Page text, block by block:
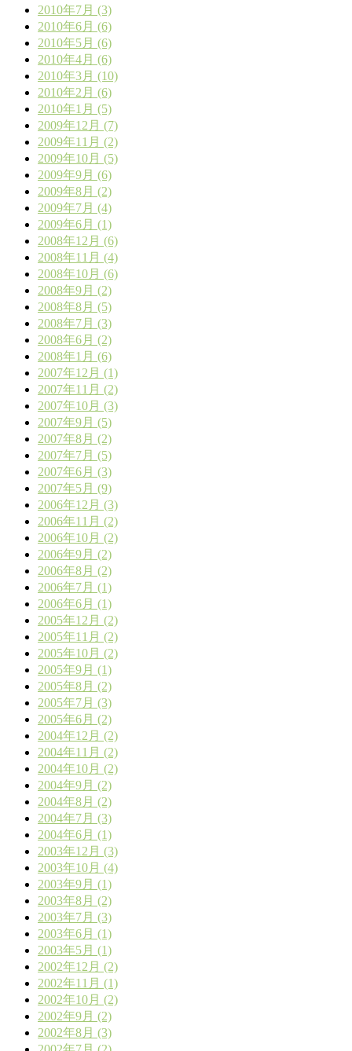
2010年7月 (3)
2010年6月 (6)
2010年5月 (6)
2010年4月 (6)
2010年3月 (10)
2010年2月 (6)
2010年1月 (5)
2009年12月 (7)
2009年11月 (2)
2009年10月 (5)
2009年9月 (6)
2009年8月 (2)
2009年7月 (4)
2009年6月 (1)
2008年12月 (6)
2008年11月 (4)
2008年10月 (6)
2008年9月 (2)
2008年8月 (5)
2008年7月 (3)
2008年6月 (2)
2008年1月 (6)
2007年12月 (1)
2007年11月 (2)
2007年10月 (3)
2007年9月 (5)
2007年8月 (2)
2007年7月 (5)
2007年6月 (3)
2007年5月 (9)
2006年12月 (3)
2006年11月 (2)
2006年10月 (2)
2006年9月 (2)
2006年8月 (2)
2006年7月 (1)
2006年6月 (1)
2005年12月 (2)
2005年11月 (2)
2005年10月 (2)
2005年9月 (1)
2005年8月 (2)
2005年7月 (3)
2005年6月 (2)
2004年12月 (2)
2004年11月 (2)
2004年10月 (2)
2004年9月 (2)
2004年8月 (2)
2004年7月 (3)
2004年6月 (1)
2003年12月 (3)
2003年10月 (4)
2003年9月 (1)
2003年8月 (2)
2003年7月 (3)
2003年6月 (1)
2003年5月 (1)
2002年12月 (2)
2002年11月 (1)
2002年10月 (2)
2002年9月 (2)
2002年8月 (3)